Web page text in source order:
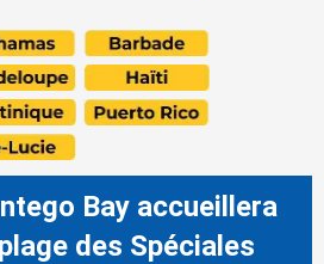
Bay accueillera
des Spéciales